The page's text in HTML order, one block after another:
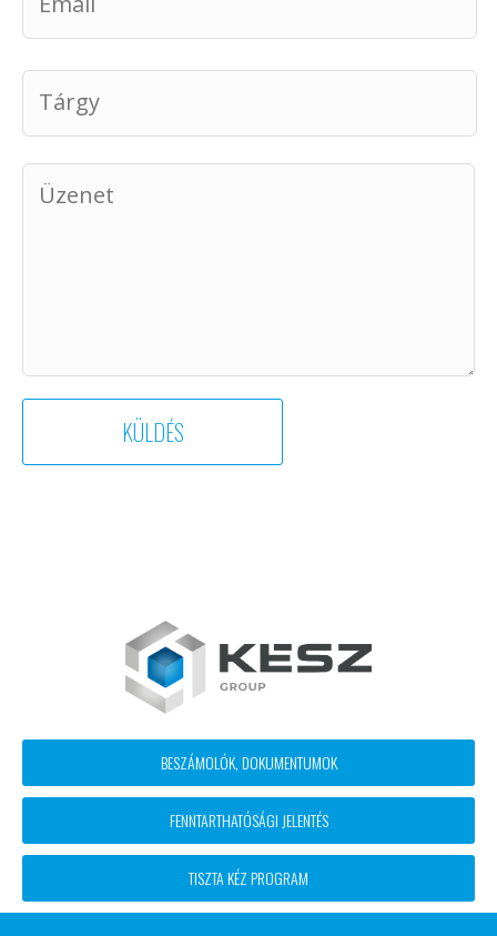
TÁRGY
ÜZENET
block
menü
BESZÁMOLÓK, DOKUMENTUMOK
FENNTARTHATÓSÁGI JELENTÉS
TISZTA KÉZ PROGRAM